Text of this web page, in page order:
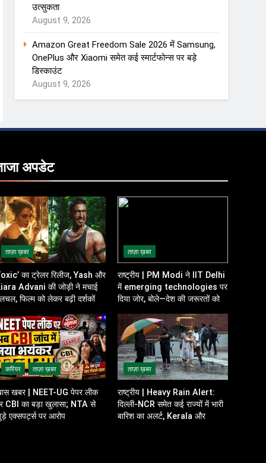
उत्सुकता
August 9, 2026
Amazon Great Freedom Sale 2026 में Samsung,
OnePlus और Xiaomi समेत कई स्मार्टफोन्स पर बड़े
डिस्काउंट
August 9, 2026
अपडेट
ताज़ा ख़बर
का ट्रेलर रिलीज, Yash और
Advani की जोड़ी ने मचाई
फिल्म को लेकर बढ़ी दर्शकों की
ताज़ा ख़बर
राष्ट्रीय | PM Modi ने IIT Delhi
में emerging technologies पर
दिया जोर, बोले—देश की जरूरतों को
करियर ताज़ा ख़बर
खबर | NEET-UG पेपर लीक
CBI का बड़ा खुलासा; NTA से
एक्सपर्ट्स पर आरोप
ताज़ा ख़बर
राष्ट्रीय | Heavy Rain Alert:
दिल्ली-NCR समेत कई राज्यों में भारी
बारिश का अलर्ट, Kerala और